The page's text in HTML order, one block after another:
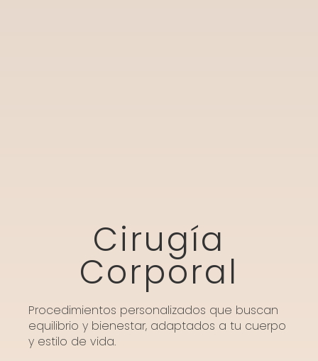
Cirugía
Corporal
Procedimientos personalizados que buscan
equilibrio y bienestar, adaptados a tu cuerpo
y estilo de vida.